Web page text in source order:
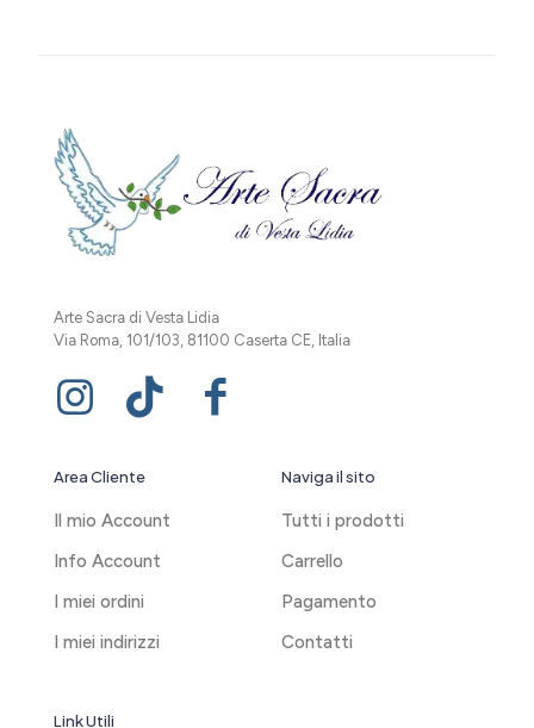
Arte Sacra di Vesta Lidia
Via Roma, 101/103, 81100 Caserta CE, Italia
Area Cliente
Il mio Account
Info Account
I miei ordini
I miei indirizzi
Naviga il sito
Tutti i prodotti
Carrello
Pagamento
Contatti
Link Utili